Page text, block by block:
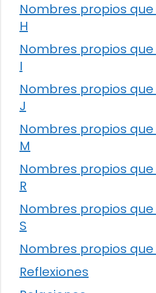
Nombres propios
H
Nombres propios
I
Nombres propios
J
Nombres propios
M
Nombres propios
R
Nombres propios
S
Nombres propios
Reflexiones